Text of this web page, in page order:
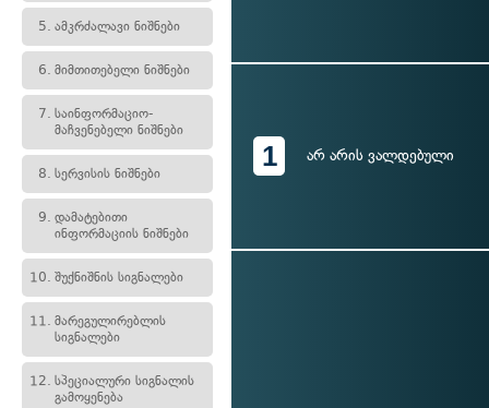
5. ამკრძალავი ნიშნები
6. მიმთითებელი ნიშნები
7. საინფორმაციო-
მაჩვენებელი ნიშნები
8. სერვისის ნიშნები
9. დამატებითი
ინფორმაციის ნიშნები
10. შუქნიშნის სიგნალები
11. მარეგულირებლის
სიგნალები
12. სპეციალური სიგნალის
გამოყენება
1 არ არის ვალდებული